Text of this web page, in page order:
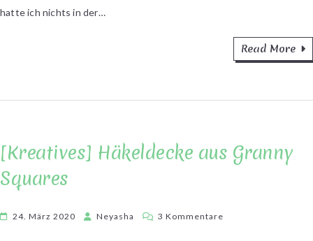
hatte ich nichts in der…
Read More
[Kreatives] Häkeldecke aus Granny
Squares
24. März 2020 Neyasha 3 Kommentare